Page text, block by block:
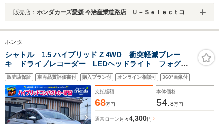
販売店： ホンダカーズ愛媛 今治産業道路店 Ｕ－Ｓｅｌｅｃｔコーナー（認定中古車取扱店）
ホンダ
シャトル 1.5 ハイブリッド Z 4WD 衝突軽減ブレー
キ ドライブレコーダー LEDヘッドライト フォグラ
イト クルーズコントロール シートヒーター パドル
シフト 純正アルミホイール 保証付
販売店保証 車両品質評価書付 購入プラン付 オンライン相談可 360°画像付
支払総額
68万円
本体価格
54.8万円
通常ローン 月々4,300円